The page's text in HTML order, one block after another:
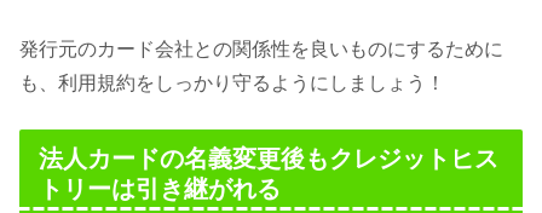
発行元のカード会社との関係性を良いものにするために
も、利用規約をしっかり守るようにしましょう！
法人カードの名義変更後もクレジットヒス
トリーは引き継がれる